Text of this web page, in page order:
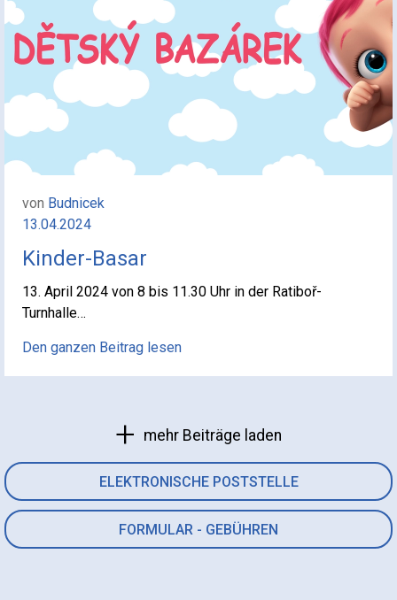
ELEKTRONISCHE POSTSTELLE
FORMULAR - GEBÜHREN
von Budnicek
13.04.2024
Kinder-Basar
13. April 2024 von 8 bis 11.30 Uhr in der Ratiboř-
Turnhalle…
Den ganzen Beitrag lesen
mehr Beiträge laden